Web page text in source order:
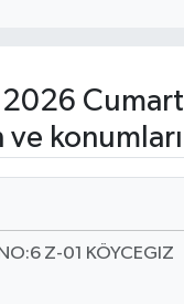
konumları
Z-01 KÖYCEGIZ